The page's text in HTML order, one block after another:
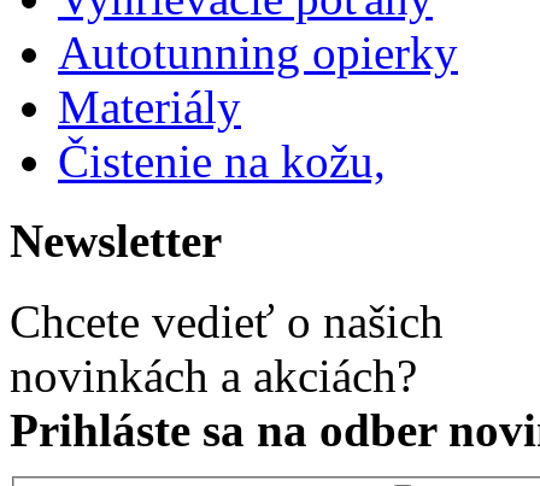
Autotunning opierky
Materiály
Čistenie na kožu,
Newsletter
Chcete vedieť o našich
novinkách a akciách?
Prihláste sa na odber